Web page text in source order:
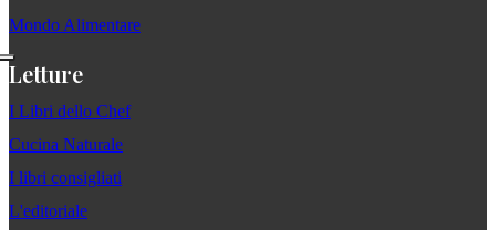
Mondo Alimentare
Letture
I Libri dello Chef
Cucina Naturale
I libri consigliati
L'editoriale